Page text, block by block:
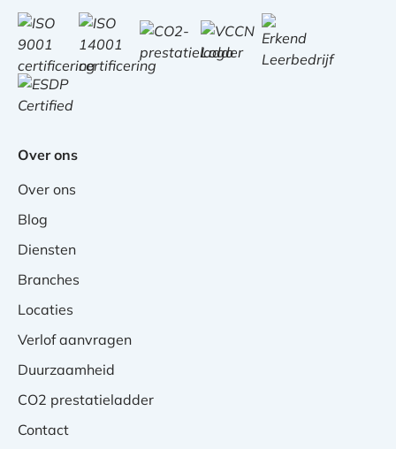
Over ons
Over ons
Blog
Diensten
Branches
Locaties
Verlof aanvragen
Duurzaamheid
CO2 prestatieladder
Contact